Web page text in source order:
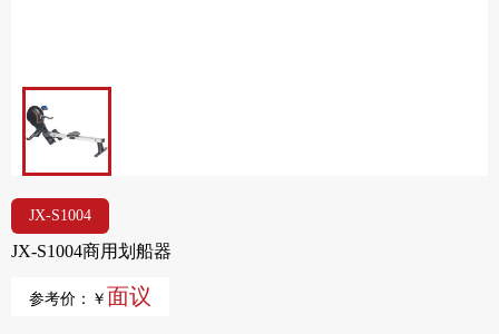
JX-S1004
JX-S1004商用划船器
参考价：￥ 面议